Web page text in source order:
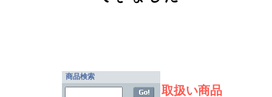
商品検索
取扱い商品